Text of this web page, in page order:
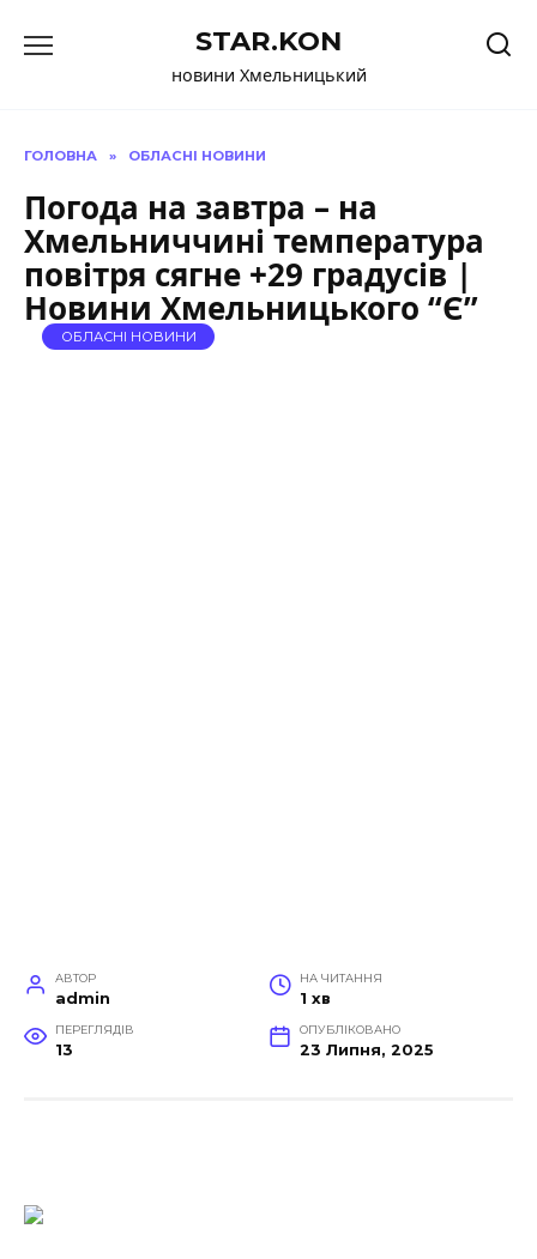
до
STAR.KON
новини Хмельницький
ГОЛОВНА » ОБЛАСНІ НОВИНИ
Погода на завтра – на
Хмельниччині температура
повітря сягне +29 градусів |
Новини Хмельницького “Є”
ОБЛАСНІ НОВИНИ
АВТОР
admin
НА ЧИТАННЯ
1 хв
ПЕРЕГЛЯДІВ
13
ОПУБЛІКОВАНО
23 Липня, 2025